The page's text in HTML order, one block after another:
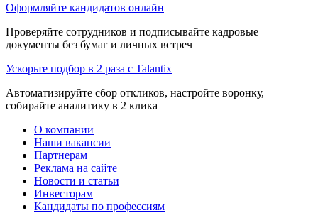
Оформляйте кандидатов онлайн
Проверяйте сотрудников и подписывайте кадровые
документы без бумаг и личных встреч
Ускорьте подбор в 2 раза с Talantix
Автоматизируйте сбор откликов, настройте воронку,
собирайте аналитику в 2 клика
О компании
Наши вакансии
Партнерам
Реклама на сайте
Новости и статьи
Инвесторам
Кандидаты по профессиям